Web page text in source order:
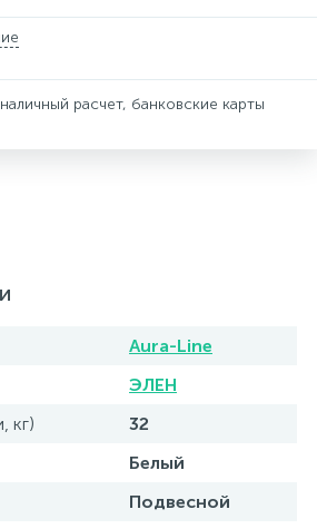
расчет, банковские карты
Aura-Line
ЭЛЕН
кг)
32
Белый
Подвесной